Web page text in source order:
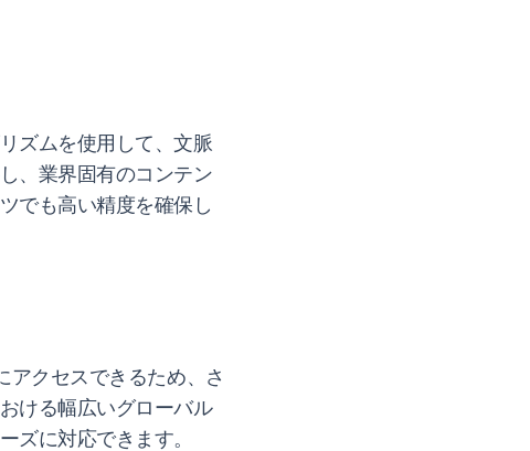
ズムを使用して、文脈
、業界固有のコンテン
でも高い精度を確保し
アクセスできるため、さ
ける幅広いグローバル
ズに対応できます。